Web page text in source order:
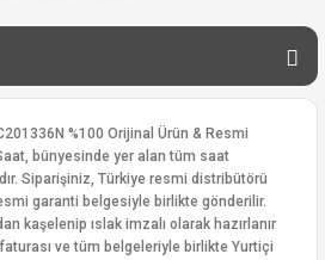
%100 Orijinal Ürün & Resmi
bünyesinde yer alan tüm saat
Siparişiniz, Türkiye resmi distribütörü
garanti belgesiyle birlikte gönderilir.
kaşelenip ıslak imzalı olarak hazırlanır
ve tüm belgeleriyle birlikte Yurtiçi